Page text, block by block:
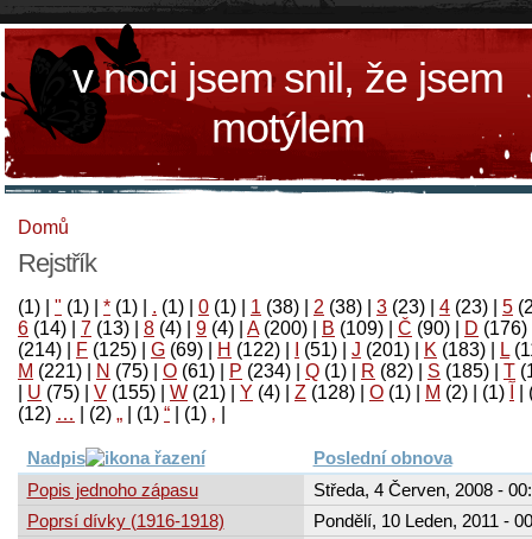
v noci jsem snil, že jsem
motýlem
Domů
Rejstřík
(1) " (1) * (1) . (1) 0 (1) 1 (38) 2 (38) 3 (23) 4 (23) 5
6 (14) 7 (13) 8 (4) 9 (4) A(200) B (109) Č (90) D (176)
(214)
F (125) G (69) H (122) (51) J (201) K (183) L
M (221) N (75) O (61) P (234) Q (1) R (82) S (185) T
U (75) V (155) W (21) Y (4) Z (128) Ο (1) М (2)
(1)
‚
(1)
“
(1)
„
(2)
…
(12)
Nadpis
Poslední obnova
Popis jednoho zápasu
Středa, 4 Červen, 2008 -
Poprsí dívky (1916-1918)
Pondělí, 10 Leden, 2011 -